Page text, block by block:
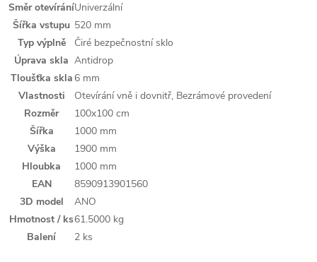
Směr otevíráníUniverzální
Šířka vstupu 520 mm
Typ výplně
Čiré bezpečnostní sklo
Úprava skla Antidrop
Tloušťka skla6 mm
Vlastnosti
Otevírání vně i dovnitř, Bezrámové provedení
Rozměr
100x100 cm
Šířka
1000 mm
Výška
1900 mm
Hloubka
1000 mm
EAN
8590913901560
3D model
ANO
Hmotnost / ks61.5000 kg
Balení
2 ks